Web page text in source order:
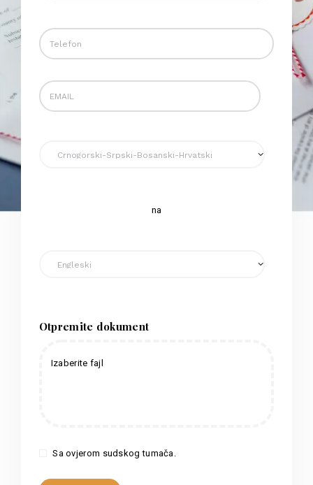
na
Otpremite dokument
Izaberite fajl
Sa ovjerom sudskog tumača.